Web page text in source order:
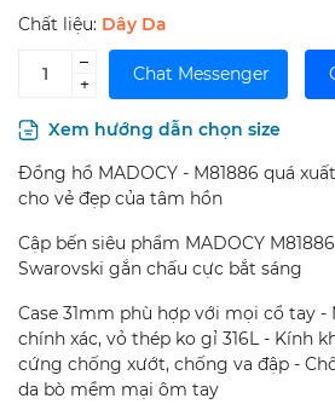
Chất liệu: Dây Da
–
+
Chat Messenger
Xem hướng dẫn chọn size
Đồng hồ MADOCY - M81886 quá
cho vẻ đẹp của tâm hồn
Cập bến siêu phẩm MADOCY
Swarovski gắn chấu cực bắt sáng
Case 31mm phù hợp với mọi cổ tay -
chính xác, vỏ thép ko gỉ 316L - Kính
cứng chống xướt, chống va đập -
da bò mềm mại ôm tay